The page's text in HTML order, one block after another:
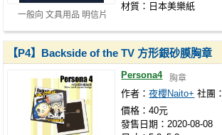
一般向 文具用品 明信片
材質：日本美樂紙
【P4】Backside of the TV 方形銀砂膜胸章
Persona4 胸章
作者：夜櫻Naito+ 社團：
價格：40元
發售日期：2020-08-08